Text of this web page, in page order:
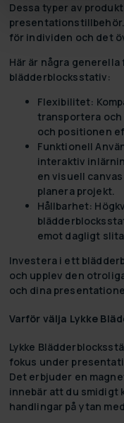
Dessa typer av
för individen och det
Här är några
blädderblocksstativ:
Flexibilitet:
transportera
och positionen
Funktionell
interaktiv
en visuell
planera projekt.
Hållbarhet:
emot dagligt
Investera i ett
och upplev den
och dina
Varför välja Lykke
Lykke
fokus under
Det erbjuder en
innebär att du smidigt
handlingar på ytan